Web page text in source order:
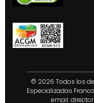
© 2026 Todos los
Especializadas
email: